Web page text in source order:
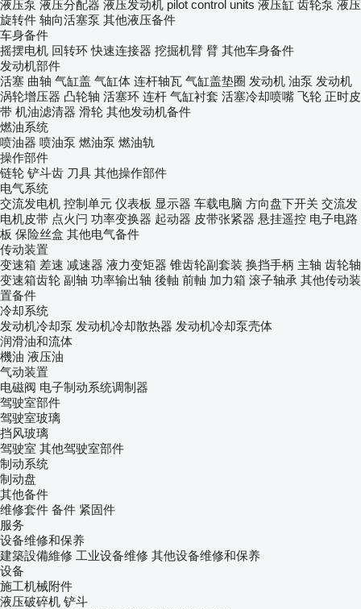
液压泵 液压分配器 液压发动机 pilot control units 液压缸 齿轮泵 液压
旋转件 轴向活塞泵 其他液压备件
车身备件
摇摆电机 回转环 快速连接器 挖掘机臂 臂 其他车身备件
发动机部件
活塞 曲轴 气缸盖 气缸体 连杆轴瓦 气缸盖垫圈 发动机 油泵 发动机
涡轮增压器 凸轮轴 活塞环 连杆 气缸衬套 活塞冷却喷嘴 飞轮 正时皮
带 机油滤清器 滑轮 其他发动机备件
燃油系统
喷油器 喷油泵 燃油泵 燃油轨
操作部件
链轮 铲斗齿 刀具 其他操作部件
电气系统
交流发电机 控制单元 仪表板 显示器 车载电脑 方向盘下开关 交流发
电机皮带 点火闩 功率变换器 起动器 皮带张紧器 悬挂遥控 电子电路
板 保险丝盒 其他电气备件
传动装置
变速箱 差速 减速器 液力变矩器 锥齿轮副套装 换挡手柄 主轴 齿轮轴
变速箱齿轮 副轴 功率输出轴 後軸 前軸 加力箱 滚子轴承 其他传动装
置备件
冷却系统
发动机冷却泵 发动机冷却散热器 发动机冷却泵壳体
润滑油和流体
機油 液压油
气动装置
电磁阀 电子制动系统调制器
驾驶室部件
驾驶室玻璃
挡风玻璃
驾驶室 其他驾驶室部件
制动系统
制动盘
其他备件
维修套件 备件 紧固件
服务
设备维修和保养
建築設備維修 工业设备维修 其他设备维修和保养
设备
施工机械附件
液压破碎机 铲斗